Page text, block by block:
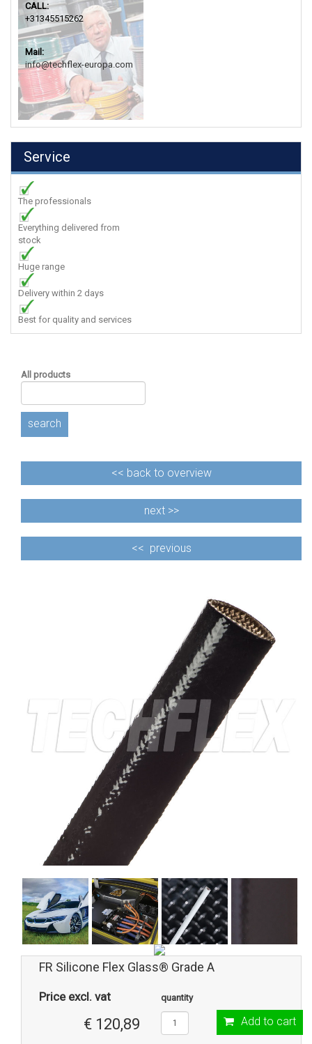
CALL:
+31345515262
Mail:
info@techflex-europa.com
Service
The professionals
Everything delivered from
stock
Huge range
Delivery within 2 days
Best for quality and services
All products
search
<< back to overview
next >>
<< previous
FR Silicone Flex Glass® Grade A
Price excl. vat
€ 120,89
quantity
Add to cart